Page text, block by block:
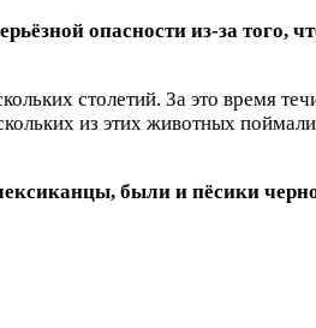
опасности из-за
столетий. За это время
из этих животных
были и пёсики